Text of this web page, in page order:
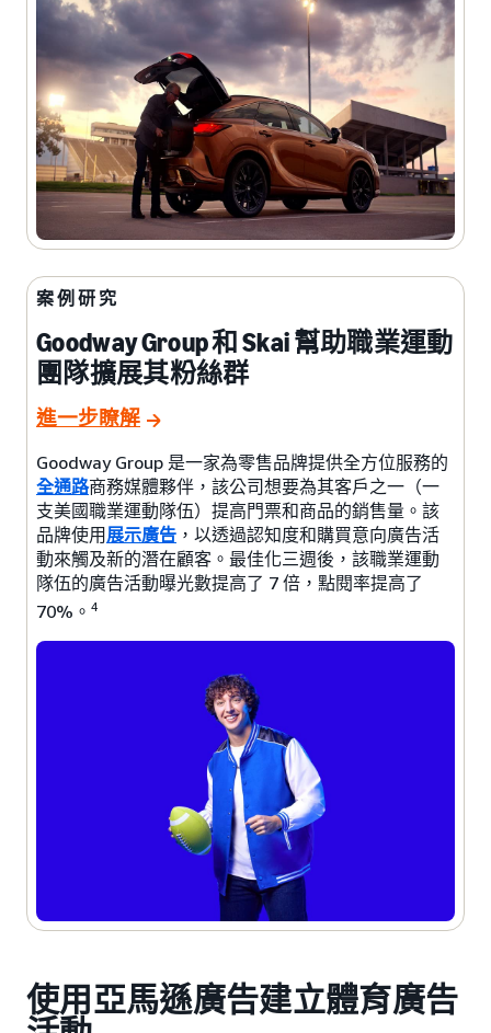
案例研究
Goodway Group 和 Skai 幫助職業運動
團隊擴展其粉絲群
進一步瞭解
Goodway Group 是一家為零售品牌提供全方位服務的
全通路商務媒體夥伴，該公司想要為其客戶之一（一
支美國職業運動隊伍）提高門票和商品的銷售量。該
品牌使用展示廣告 ，以透過認知度和購買意向廣告活
動來觸及新的潛在顧客。最佳化三週後，該職業運動
隊伍的廣告活動曝光數提高了 7 倍，點閱率提高了
70%。 4
使用亞馬遜廣告建立體育廣告